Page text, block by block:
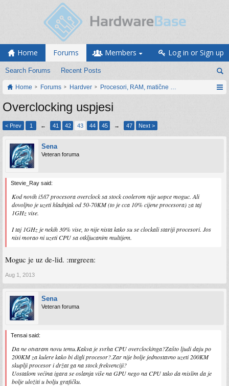
Home Forums
Search Forums Recent Posts
Members Log in or Sign up
Home Forums Hardver Procesori, RAM, matične ploče i grafičke
Overclocking uspjesi
< Prev 1 ← 41 42 43 44 45 → 47 Next >
Sena
Veteran foruma
Stevie_Ray said:
Kod novih i5/i7 procesora overclock sa stock coolerom nije uopce moguc. Ali
dovoljno je uzeti hladnjak od 50-70KM (to je cca 10% cijene procesora) za taj
1GHz vise.
I taj 1GHz je nekih 30% vise, to nije nista kako su se clockali stariji procesori. Jos
nisi morao ni uzeti CPU sa otkljucanim multijem.
Moguc je uz de-lid. :mrgreen:
Aug 1, 2013
Sena
Veteran foruma
Tensai said:
Da ne otvaram novu temu.Kakva je svrha CPU overclockinga?Zašto ljudi daju po
200KM za kulere kako bi digli procesor?.Zar nije bolje jednostavno uzeti 200KM
skuplji procesor i držat ga na stock frekvenciji?
Uostalom većina igara se oslanja više na GPU nego na CPU tako da mislim da je
bolje uložiti u bolju grafičku.